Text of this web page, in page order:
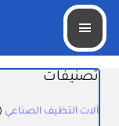
تصنيفات
آلات التظيف الصناعي (3)